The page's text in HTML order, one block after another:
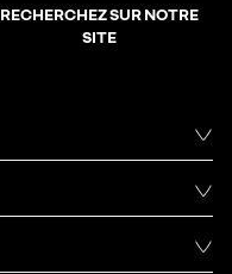
RECHERCHEZ SUR NOTRE
SITE